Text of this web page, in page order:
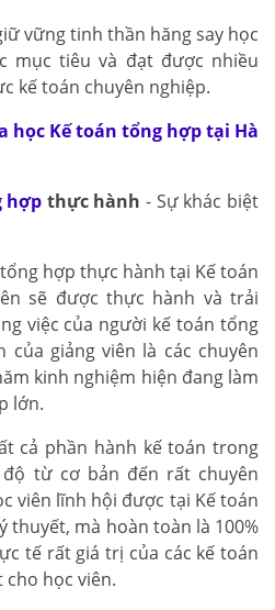
vững tinh thần hăng say học
mục tiêu và đạt được nhiều
kế toán chuyên nghiệp.
học Kế toán tổng hợp tại Hà
hợp thực hành - Sự khác biệt
hợp thực hành tại Kế toán
sẽ được thực hành và trải
việc của người kế toán tổng
giảng viên là các chuyên
kinh nghiệm hiện đang làm
lớn.
cả phần hành kế toán trong
từ cơ bản đến rất chuyên
viên lĩnh hội được tại Kế toán
thuyết, mà hoàn toàn là 100%
tế rất giá trị của các kế toán
học viên.